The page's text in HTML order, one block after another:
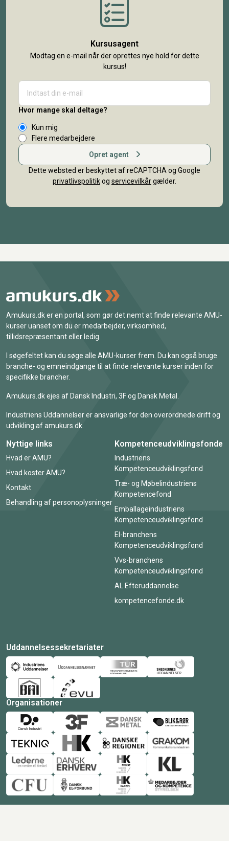
Kursusagent
Modtag en e-mail når der oprettes nye hold for dette
kursus!
Hvor mange skal deltage?
Kun mig
Flere medarbejdere
Opret agent
Dette websted er beskyttet af reCAPTCHA og Google
privatlivspolitikog servicevilkårgælder.
Amukurs.dk er en portal, som gør det nemt at finde relevante AMU-
kurser uanset om du er medarbejder, virksomhed,
tillidsrepræsentant eller ledig.
I søgefeltet kan du søge alle AMU-kurser frem. Du kan også bruge
branche- og emneindgange til at finde relevante kurser inden for
specifikke brancher.
Amukurs.dk ejes af Dansk Industri, 3F og Dansk Metal.
Industriens Uddannelser er ansvarlige for den overordnede drift og
udvikling af amukurs.dk.
Nyttige links
Hvad er AMU?
Hvad koster AMU?
Kontakt
Behandling af personoplysninger
Kompetenceudviklingsfonde
Industriens
Kompetenceudviklingsfond
Træ- og Møbelindustriens
Kompetencefond
Emballageindustriens
Kompetenceudviklingsfond
El-branchens
Kompetenceudviklingsfond
Vvs-branchens
Kompetenceudviklingsfond
AL Efteruddannelse
kompetencefonde.dk
Uddannelsessekretariater
Organisationer